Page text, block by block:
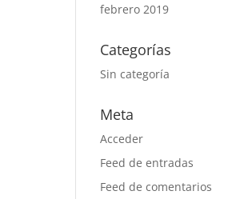
febrero 2019
Categorías
Sin categoría
Meta
Acceder
Feed de entradas
Feed de comentarios